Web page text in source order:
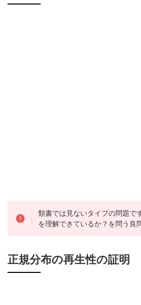
類書では見ないタイプの問題で
を理解できているか？を問う良
正規分布の再生性の証明